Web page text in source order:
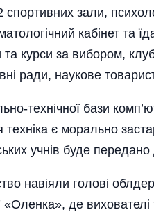
зали,
кабінет та
курси за вибором,
ради, наукове
технічної бази
є морально
учнів буде
навіяли голові
де вихователі